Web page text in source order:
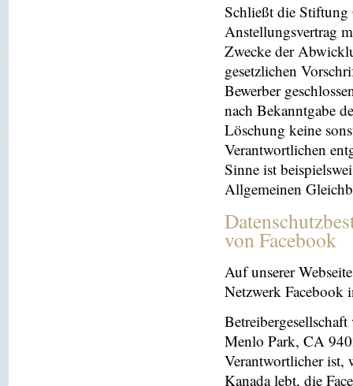
Schließt die Stiftung
Anstellungsvertrag
Zwecke der
gesetzlichen
Bewerber
nach Bekanntgabe
Löschung keine
Verantwortlichen
Sinne ist
Allgemeinen
von Facebook
Auf unserer
Netzwerk Facebook
Menlo Park, CA
Verantwortlicher ist,
Kanada lebt, die